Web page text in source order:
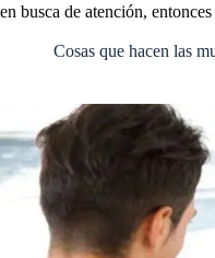
en busca de atención,
Cosas que hacen las